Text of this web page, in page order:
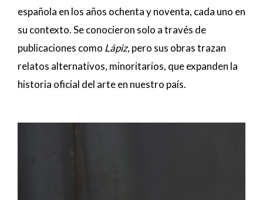
española en los años ochenta y noventa, cada uno en
su contexto. Se conocieron solo a través de
publicaciones como Lápiz, pero sus obras trazan
relatos alternativos, minoritarios, que expanden la
historia oficial del arte en nuestro país.